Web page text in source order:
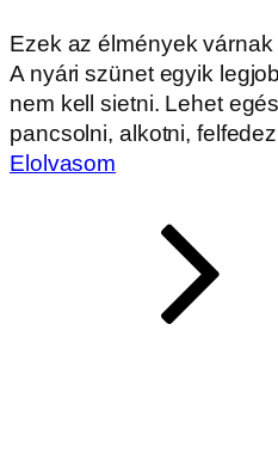
Ezek az élmények
A nyári szünet egyik
nem kell sietni. Lehet
pancsolni, alkotni,
Elolvasom